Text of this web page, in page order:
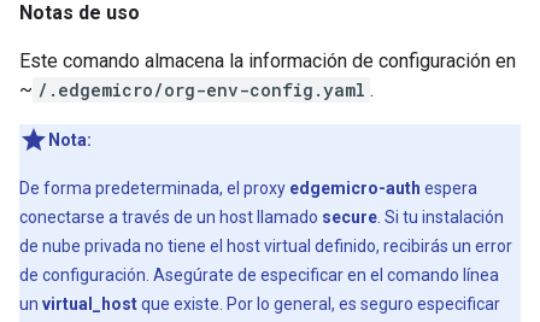
Notas de uso
Este comando almacena la información de configuración en
~ /.edgemicro/org-env-config.yaml .
Nota:
De forma predeterminada, el proxy edgemicro-auth espera
conectarse a través de un host llamado secure . Si tu instalación
de nube privada no tiene el host virtual definido, recibirás un error
de configuración. Asegúrate de especificar en el comando línea
un virtual_hostque existe. Por lo general, es seguro especificar